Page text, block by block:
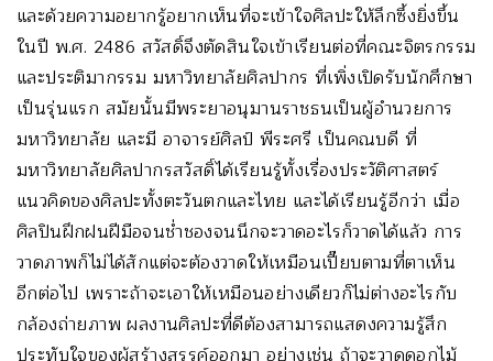
และด้วยความอยากรู้อยากเห็นที่จะเข้าใจศิลปะให้ลึกซึ้งยิ่งขึ้น
ในปี พ.ศ. 2486 สวัสดิ์จึงตัดสินใจเข้าเรียนต่อที่คณะจิตรกรรม
และประติมากรรม มหาวิทยาลัยศิลปากร ที่เพิ่งเปิดรับนักศึกษา
เป็นรุ่นแรก สมัยนั้นมีพระยาอนุมานราชธนเป็นผู้อำนวยการ
มหาวิทยาลัย และมี อาจารย์ศิลป์ พีระศรี เป็นคณบดี ที่
มหาวิทยาลัยศิลปากรสวัสดิ์ได้เรียนรู้ทั้งเรื่องประวัติศาสตร์
แนวคิดของศิลปะทั้งตะวันตกและไทย และได้เรียนรู้อีกว่า เมื่อ
ศิลปินฝึกฝนฝีมือจนช่ำชองจนนึกจะวาดอะไรก็วาดได้แล้ว การ
วาดภาพก็ไม่ได้สักแต่จะต้องวาดให้เหมือนเปี๊ยบตามที่ตาเห็น
อีกต่อไป เพราะถ้าจะเอาให้เหมือนอย่างเดียวก็ไม่ต่างอะไรกับ
กล้องถ่ายภาพ ผลงานศิลปะที่ดีต้องสามารถแสดงความรู้สึก